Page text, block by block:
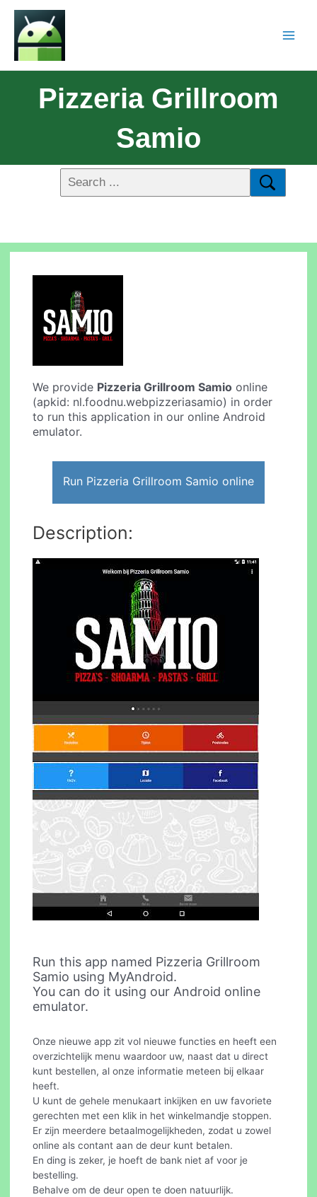
Pizzeria Grillroom
Samio
We provide Pizzeria Grillroom Samio online
(apkid: nl.foodnu.webpizzeriasamio) in order
to run this application in our online Android
emulator.
Run Pizzeria Grillroom Samio online
Description:
Run this app named Pizzeria Grillroom
Samio using MyAndroid.
You can do it using our Android online
emulator.
Onze nieuwe app zit vol nieuwe functies en heeft een
overzichtelijk menu waardoor uw, naast dat u direct
kunt bestellen, al onze informatie meteen bij elkaar
heeft.
U kunt de gehele menukaart inkijken en uw favoriete
gerechten met een klik in het winkelmandje stoppen.
Er zijn meerdere betaalmogelijkheden, zodat u zowel
online als contant aan de deur kunt betalen.
En ding is zeker, je hoeft de bank niet af voor je
bestelling.
Behalve om de deur open te doen natuurlijk.